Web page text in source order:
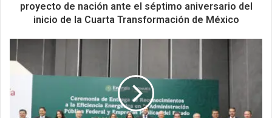
proyecto de nación ante el séptimo aniversario del
inicio de la Cuarta Transformación de México